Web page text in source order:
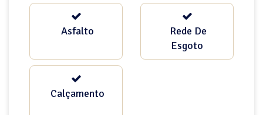
Asfalto
Rede De
Esgoto
Calçamento